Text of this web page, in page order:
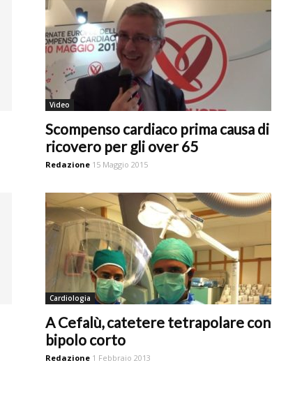
Video
Scompenso cardiaco prima causa di
ricovero per gli over 65
Redazione 15 Maggio 2015
Cardiologia
A Cefalù, catetere tetrapolare con
bipolo corto
Redazione 1 Febbraio 2013